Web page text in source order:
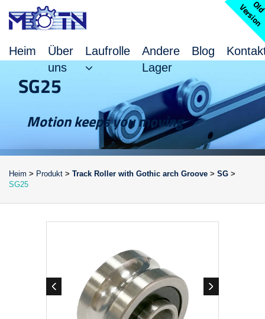
Heim
Über
uns
Laufrolle
Andere
Lager
Blog
l
V
n
SG25
Motion keeps you moving
Heim > Produkt > Track Roller with Gothic arch Groove > SG >
SG25